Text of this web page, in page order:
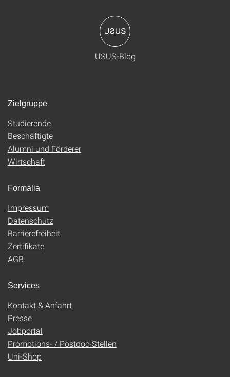
USUS-Blog
Zielgruppe
Studierende
Beschäftigte
Alumni und Förderer
Wirtschaft
Formalia
Impressum
Datenschutz
Barrierefreiheit
Zertifikate
AGB
Services
Kontakt & Anfahrt
Presse
Jobportal
Promotions- / Postdoc-Stellen
Uni-Shop